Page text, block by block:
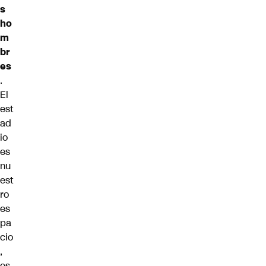
s
ho
m
br
es
.
El
est
ad
io
es
nu
est
ro
es
pa
cio
,